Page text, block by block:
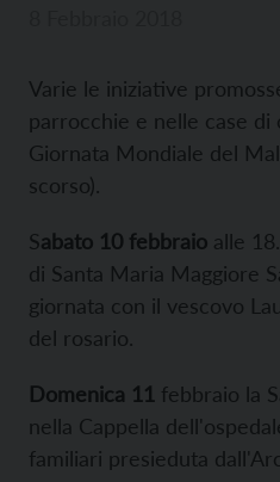
Varie le iniziative
parrocchie e nelle case di
Giornata Mondiale del
scorso).
Sabato 10 febbraio alle
di Santa Maria Maggiore
giornata con il vescovo
del rosario.
Domenica 11 febbraio la
nella Cappella
familiari presieduta